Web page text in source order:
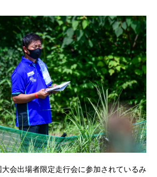
会出場者限定走行会に参加されているみ